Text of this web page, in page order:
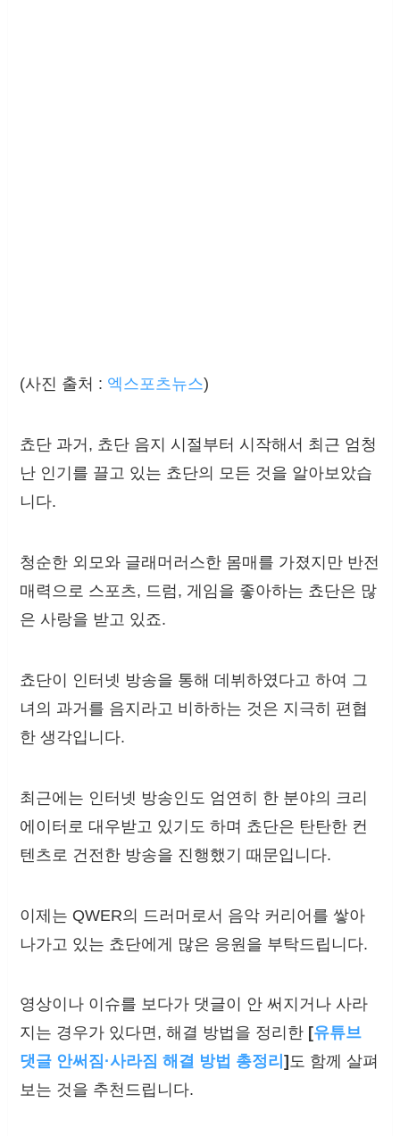
(사진 출처 : 엑스포츠뉴스)
쵸단 과거, 쵸단 음지 시절부터 시작해서 최근 엄청
난 인기를 끌고 있는 쵸단의 모든 것을 알아보았습
니다.
청순한 외모와 글래머러스한 몸매를 가졌지만 반전
매력으로 스포츠, 드럼, 게임을 좋아하는 쵸단은 많
은 사랑을 받고 있죠.
쵸단이 인터넷 방송을 통해 데뷔하였다고 하여 그
녀의 과거를 음지라고 비하하는 것은 지극히 편협
한 생각입니다.
최근에는 인터넷 방송인도 엄연히 한 분야의 크리
에이터로 대우받고 있기도 하며 쵸단은 탄탄한 컨
텐츠로 건전한 방송을 진행했기 때문입니다.
이제는 QWER의 드러머로서 음악 커리어를 쌓아
나가고 있는 쵸단에게 많은 응원을 부탁드립니다.
영상이나 이슈를 보다가 댓글이 안 써지거나 사라
지는 경우가 있다면, 해결 방법을 정리한 [유튜브
댓글 안써짐·사라짐 해결 방법 총정리] 도 함께 살펴
보는 것을 추천드립니다.